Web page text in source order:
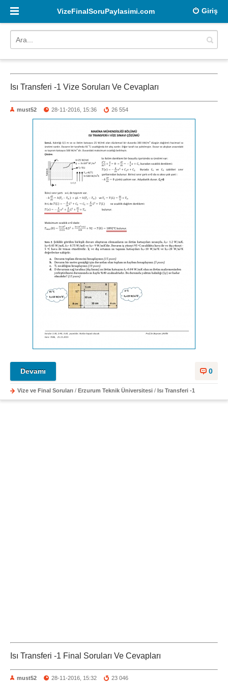
Giriş
VizeFinalSoruPaylasimi.com
Isı Transferi -1 Vize Soruları Ve Cevapları
must52 28-11-2016, 15:36 26 554
0
Devamı
Vize ve Final Soruları / Erzurum Teknik Üniversitesi / Isı Transferi -1
Isı Transferi -1 Final Soruları Ve Cevapları
must52 28-11-2016, 15:32 23 046